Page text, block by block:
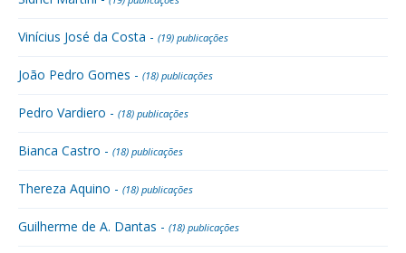
Vinícius José da Costa - (19) publicações
João Pedro Gomes - (18) publicações
Pedro Vardiero - (18) publicações
Bianca Castro - (18) publicações
Thereza Aquino - (18) publicações
Guilherme de A. Dantas - (18) publicações